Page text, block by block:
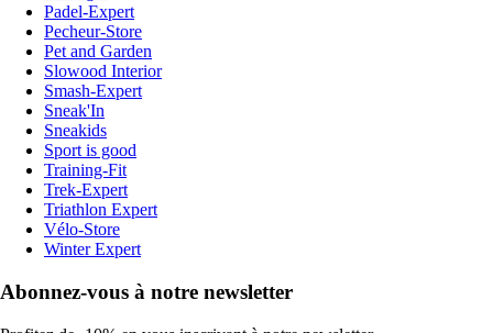
Padel-Expert
Pecheur-Store
Pet and Garden
Slowood Interior
Smash-Expert
Sneak'In
Sneakids
Sport is good
Training-Fit
Trek-Expert
Triathlon Expert
Vélo-Store
Winter Expert
Abonnez-vous à notre newsletter